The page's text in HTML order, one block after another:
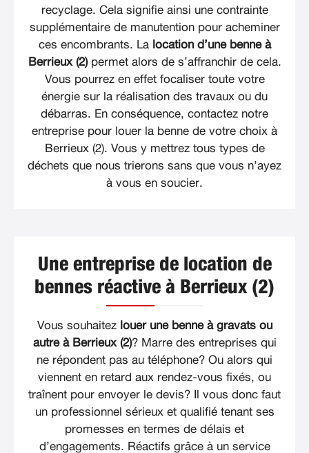
recyclage. Cela signifie ainsi une contrainte
supplémentaire de manutention pour acheminer
ces encombrants. La location d’une benne à
Berrieux (2)permet alors de s’affranchir de cela.
Vous pourrez en effet focaliser toute votre
énergie sur la réalisation des travaux ou du
débarras. En conséquence, contactez notre
entreprise pour louer la benne de votre choix à
Berrieux (2). Vous y mettrez tous types de
déchets que nous trierons sans que vous n’ayez
à vous en soucier.
Une entreprise de location de
bennes réactive à Berrieux (2)
Vous souhaitez louer une benne à gravats ou
autre à Berrieux (2)? Marre des entreprises qui
ne répondent pas au téléphone? Ou alors qui
viennent en retard aux rendez-vous fixés, ou
traînent pour envoyer le devis? Il vous donc faut
un professionnel sérieux et qualifié tenant ses
promesses en termes de délais et
d’engagements. Réactifs grâce à un service